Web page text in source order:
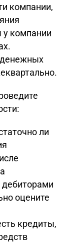
компании,
у компании
денежных
ли
дебиторами
оцените
кредиты,